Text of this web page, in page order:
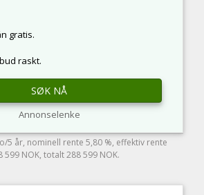
gratis.
raskt.
SØK NÅ
Annonselenke
5 år, nominell rente 5,80 %, effektiv rente
599 NOK, totalt 288 599 NOK.